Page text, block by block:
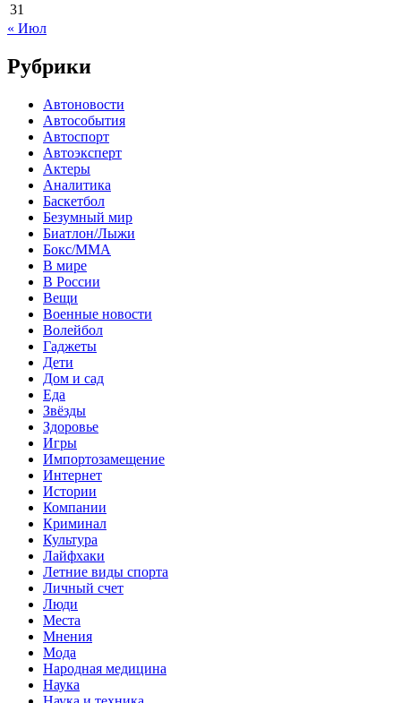
31
« Июл
Рубрики
Автоновости
Автособытия
Автоспорт
Автоэксперт
Актеры
Аналитика
Баскетбол
Безумный мир
Биатлон/Лыжи
Бокс/MMA
В мире
В России
Вещи
Военные новости
Волейбол
Гаджеты
Дети
Дом и сад
Еда
Звёзды
Здоровье
Игры
Импортозамещение
Интернет
Истории
Компании
Криминал
Культура
Лайфхаки
Летние виды спорта
Личный счет
Люди
Места
Мнения
Мода
Народная медицина
Наука